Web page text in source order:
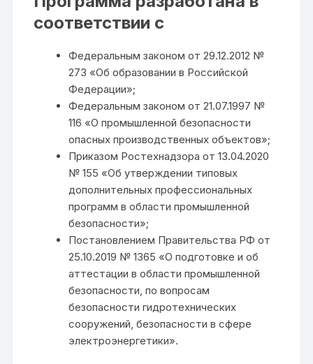
соответствии с
Федеральным законом от 29.12.2012 №
273 «Об образовании в Российской
Федерации»;
Федеральным законом от 21.07.1997 №
116 «О промышленной безопасности
опасных производственных объектов»;
Приказом Ростехнадзора от 13.04.2020
№ 155 «Об утверждении типовых
дополнительных профессиональных
программ в области промышленной
безопасности»;
Постановлением Правительства РФ от
25.10.2019 № 1365 «О подготовке и об
аттестации в области промышленной
безопасности, по вопросам
безопасности гидротехнических
сооружений, безопасности в сфере
электроэнергетики».